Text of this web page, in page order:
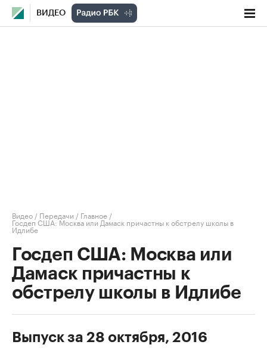
ВИДЕО
Видео / Передачи / Главное /
Госдеп США: Москва или Дамаск причастны к обстрелу школы в
Идлибе
Госдеп США: Москва или
Дамаск причастны к
обстрелу школы в Идлибе
Выпуск за 28 октября, 2016